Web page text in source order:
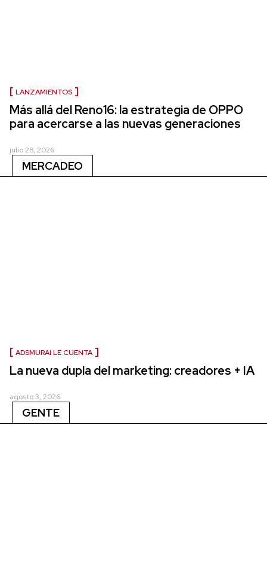
LANZAMIENTOS
Más allá del Reno16: la estrategia de OPPO
para acercarse a las nuevas generaciones
julio 28, 2026
MERCADEO
ADSMURAI LE CUENTA
La nueva dupla del marketing: creadores + IA
agosto 3, 2026
GENTE